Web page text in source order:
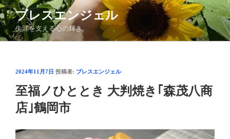
コ
ン
テ
ン
ブレスエンジェル
生涯を支える心の輝き
投
日:
2024年11月7日 投稿者: ブレスエンジェル
至福ノひととき 大判焼き｢森茂八商
店｣鶴岡市